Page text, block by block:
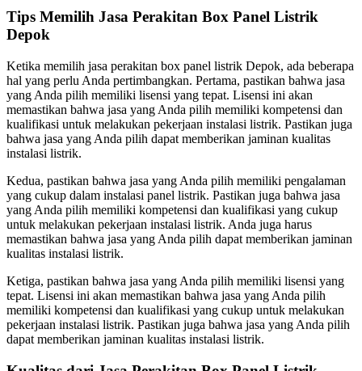
Tips Memilih Jasa Perakitan Box Panel Listrik
Depok
Ketika memilih jasa perakitan box panel listrik Depok, ada beberapa
hal yang perlu Anda pertimbangkan. Pertama, pastikan bahwa jasa
yang Anda pilih memiliki lisensi yang tepat. Lisensi ini akan
memastikan bahwa jasa yang Anda pilih memiliki kompetensi dan
kualifikasi untuk melakukan pekerjaan instalasi listrik. Pastikan juga
bahwa jasa yang Anda pilih dapat memberikan jaminan kualitas
instalasi listrik.
Kedua, pastikan bahwa jasa yang Anda pilih memiliki pengalaman
yang cukup dalam instalasi panel listrik. Pastikan juga bahwa jasa
yang Anda pilih memiliki kompetensi dan kualifikasi yang cukup
untuk melakukan pekerjaan instalasi listrik. Anda juga harus
memastikan bahwa jasa yang Anda pilih dapat memberikan jaminan
kualitas instalasi listrik.
Ketiga, pastikan bahwa jasa yang Anda pilih memiliki lisensi yang
tepat. Lisensi ini akan memastikan bahwa jasa yang Anda pilih
memiliki kompetensi dan kualifikasi yang cukup untuk melakukan
pekerjaan instalasi listrik. Pastikan juga bahwa jasa yang Anda pilih
dapat memberikan jaminan kualitas instalasi listrik.